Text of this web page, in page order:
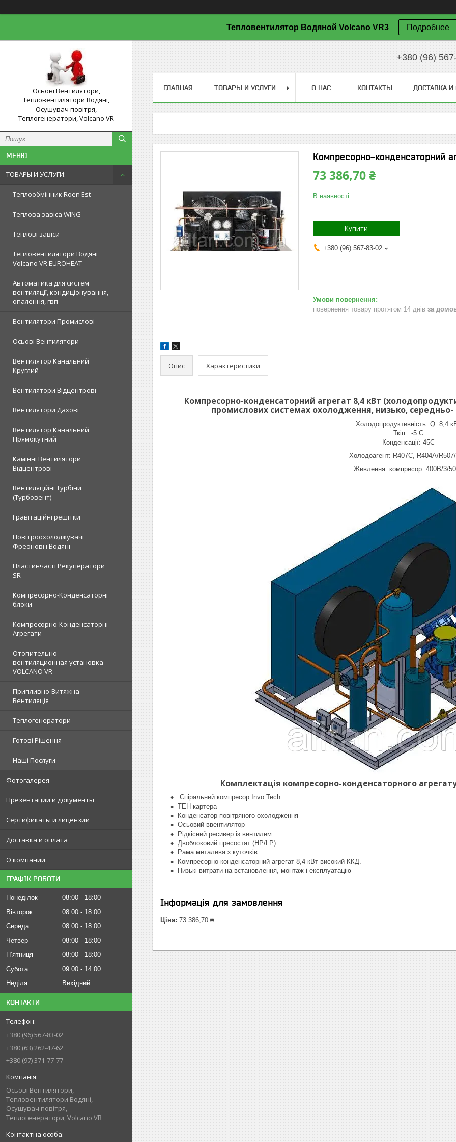
Тепловентилятор Водяной Volcano VR3 Подробнее
Осьові Вентилятори,
Тепловентилятори Водяні,
Осушувач повітря,
Теплогенератори, Volcano VR
ТОВАРЫ И УСЛУГИ:
Теплообмінник Roen Est
Теплова завіса WING
Теплові завіси
Тепловентилятори Водяні
Volcano VR EUROHEAT
Автоматика для систем
вентиляції, кондиціонування,
опалення, гвп
Вентилятори Промислові
Осьові Вентилятори
Вентилятор Канальний
Круглий
Вентилятори Відцентрові
Вентилятори Дахові
Вентилятор Канальний
Прямокутний
Камінні Вентилятори
Відцентрові
Вентиляційні Турбіни
(Турбовент)
Гравітаційні решітки
Повітроохолоджувачі
Фреонові і Водяні
Пластинчасті Рекуператори
SR
Компресорно-Конденсаторні
блоки
Компресорно-Конденсаторні
Агрегати
Отопительно-
вентиляционная установка
VOLCANO VR
Припливно-Витяжна
Вентиляція
Теплогенератори
Готові Рішення
Наші Послуги
Фотогалерея
Презентации и документы
Сертификаты и лицензии
Доставка и оплата
О компании
ГРАФІК РОБОТИ
Понеділок 08:00
18:00
Вівторок
08:00
18:00
Середа
08:00
18:00
Четвер
08:00
18:00
Пʼятниця
08:00
18:00
Субота
09:00
14:00
Неділя
Вихідний
КОНТАКТИ
+380 (96) 567-83-02
+380 (63) 262-47-62
+380 (97) 371-77-77
Осьові Вентилятори,
Тепловентилятори Водяні,
Осушувач повітря,
Теплогенератори, Volcano VR
+380 (96)
ГЛАВНАЯ ТОВАРЫ И УСЛУГИ О НАС КОНТАКТЫ ДОСТАВКА И
Компресорно-конденсаторний
73 386,70 ₴
В наявності
Купити
+380 (96) 567-83-02
повернення товару протягом 14 днів за
Опис Характеристики
Компресорно-конденсаторний агрегат 8,4 кВт
промислових системах охолодження, низько,
Холодопродуктивність: Q: 8,4
Ткіп.: -5 С
Конденсації: 45С
Холодоагент: R407C, R404A/
Живлення: компресор: 400В/3/
Комплектація компресорно-конденсаторного
Спіральний компресор Invo Tech
ТЕН картера
Конденсатор повітряного охолодження
Осьовий ввентилятор
Рідкісний ресивер із вентилем
Двоблоковий пресостат (НР/LP)
Рама металева з куточків
Компресорно-конденсаторний агрегат 8,4 кВт високий ККД.
Низькі витрати на встановлення, монтаж і експлуатацію
Інформація для замовлення
Ціна: 73 386,70 ₴